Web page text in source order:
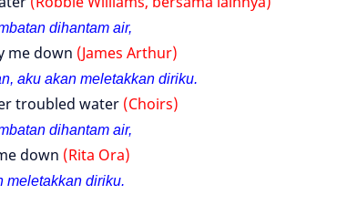
dihantam air,
me down (James Arthur)
aku akan meletakkan diriku.
troubled water (Choirs)
dihantam air,
down (Rita Ora)
meletakkan diriku.